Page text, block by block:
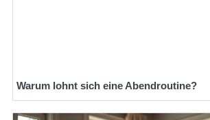
Warum lohnt sich eine Abendroutine?